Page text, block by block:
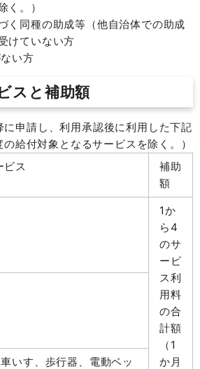
く。）
く同種の助成等（他自治体での助成
けていない方
い方
スと補助額
に申請し、利用承認後に利用した下記
給付対象となるサービスを除く。）
ビス
補助
額
1か
ら4
のサ
ービ
ス利
用料
の合
計額
（1
か月
いす、歩行器、電動ベッ